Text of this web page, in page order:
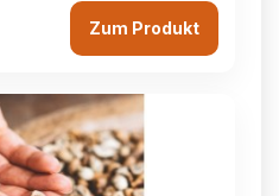
Pekannüsse , Meersalz Kann Spuren von...
Zum Produkt